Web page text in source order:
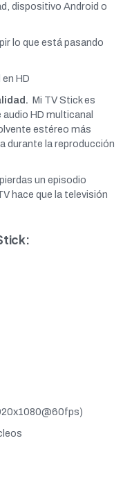
dispositivo Android o
lo que está pasando
HD
Mi TV Stick es
HD multicanal
estéreo más
durante la reproducción
un episodio
hace que la televisión